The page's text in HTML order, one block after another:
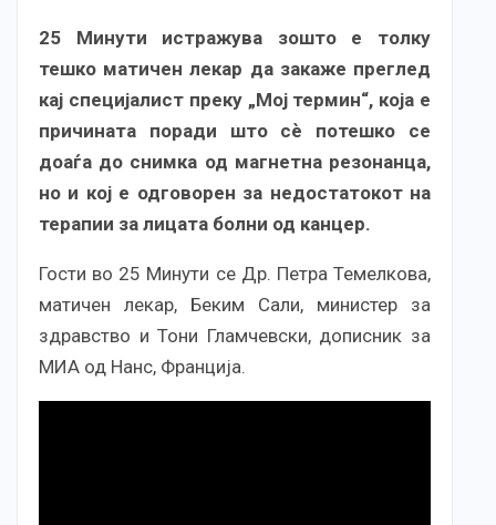
25 Минути истражува зошто е толку
тешко матичен лекар да закаже преглед
кај специјалист преку „Мој термин“, која е
причината поради што сѐ потешко се
доаѓа до снимка од магнетна резонанца,
но и кој е одговорен за недостатокот на
терапии за лицата болни од канцер.
Гости во 25 Минути се Др. Петра Темелкова,
матичен лекар, Беким Сали, министер за
здравство и Тони Гламчевски, дописник за
МИА од Нанс, Франција.